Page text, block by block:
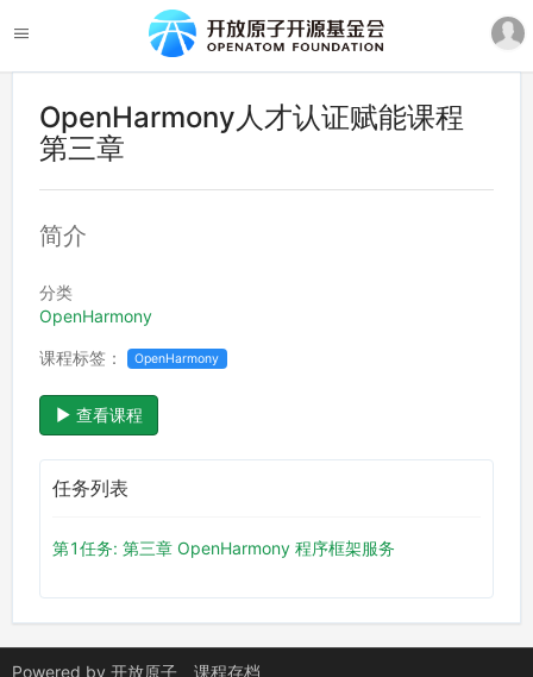
OpenHarmony人才认证赋能课程
第三章
简介
分类
OpenHarmony
课程标签： OpenHarmony
查看课程
任务列表
第1任务: 第三章 OpenHarmony 程序框架服务
Powered by 开放原子
课程存档